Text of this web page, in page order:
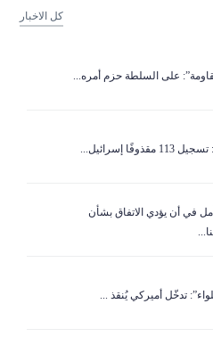
كل الاخبار
على السلطة حزم أمره...
مقذوفًا إسرائيل...
في أن يؤدي الاتفاق بشأن
تدخّل أميركي يُنقذ ...